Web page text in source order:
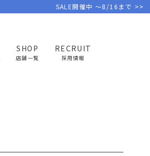
テント/タープ
SHOP
店舗一覧
RECRUIT
採用情報
SALE開催中 ～8/16まで >>